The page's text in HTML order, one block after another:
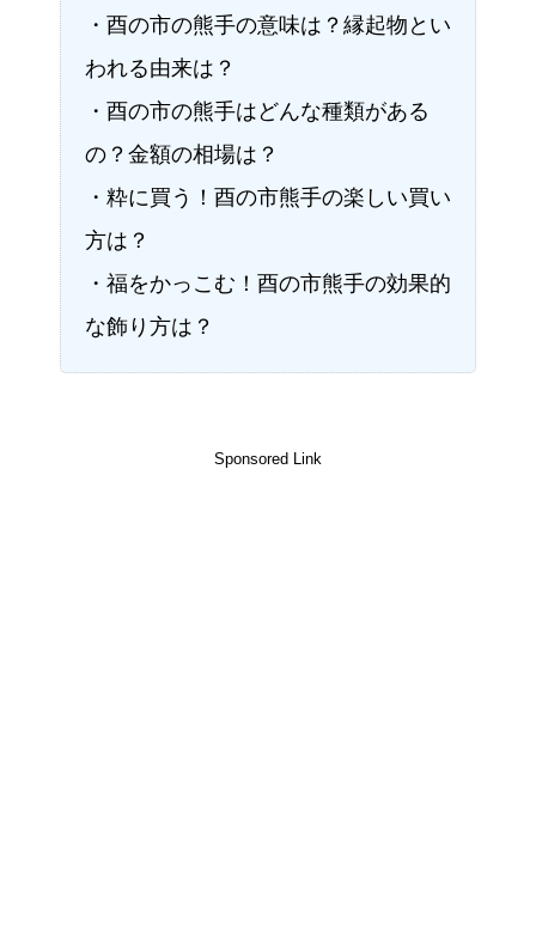
・酉の市の熊手の意味は？縁起物とい
われる由来は？
・酉の市の熊手はどんな種類がある
の？金額の相場は？
・粋に買う！酉の市熊手の楽しい買い
方は？
・福をかっこむ！酉の市熊手の効果的
な飾り方は？
Sponsored Link